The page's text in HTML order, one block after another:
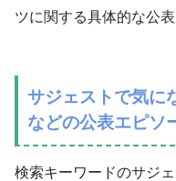
ツに関する具体的な公
サジェストで気に
などの公表エピソ
検索キーワードのサジ